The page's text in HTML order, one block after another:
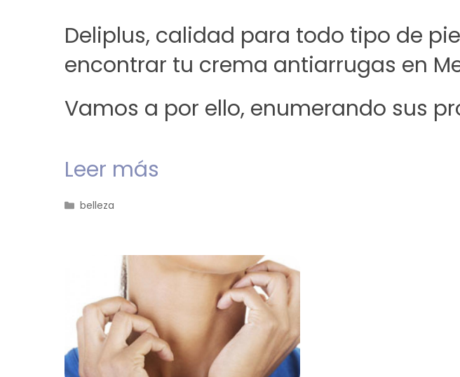
Deliplus, calidad para todo tipo de
encontrar tu crema antiarrugas en
Vamos a por ello, enumerando sus
Leer más
Categorías
belleza